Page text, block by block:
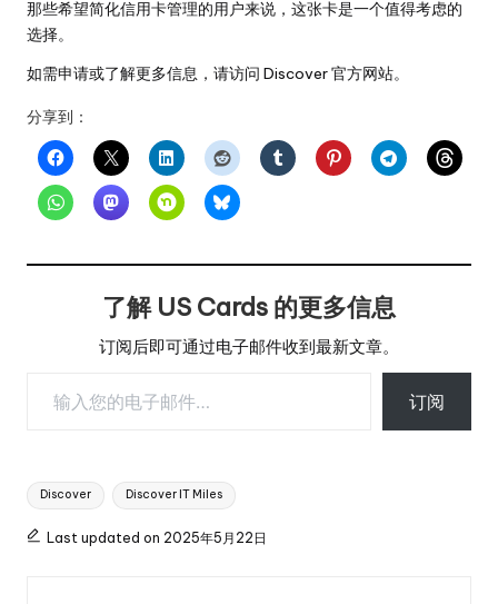
那些希望简化信用卡管理的用户来说，这张卡是一个值得考虑的
选择。
如需申请或了解更多信息，请访问 Discover 官方网站。
分享到：
了解 US Cards 的更多信息
订阅后即可通过电子邮件收到最新文章。
订阅
Tags:
Discover Discover IT Miles
Last updated on 2025年5月22日